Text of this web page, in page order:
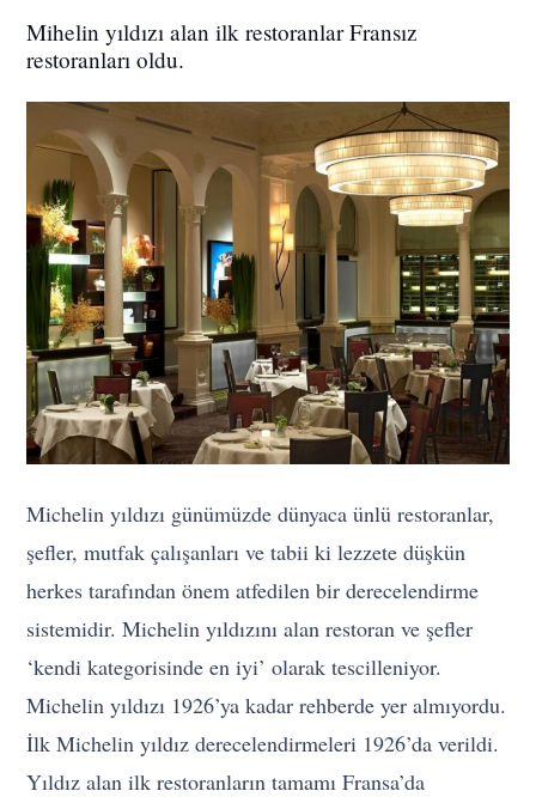
Mihelin yıldızı alan ilk restoranlar Fransız
restoranları oldu.
Michelin yıldızı günümüzde dünyaca ünlü restoranlar,
şefler, mutfak çalışanları ve tabii ki lezzete düşkün
herkes tarafından önem atfedilen bir derecelendirme
sistemidir. Michelin yıldızını alan restoran ve şefler
‘kendi kategorisinde en iyi’ olarak tescilleniyor.
Michelin yıldızı 1926’ya kadar rehberde yer almıyordu.
İlk Michelin yıldız derecelendirmeleri 1926’da verildi.
Yıldız alan ilk restoranların tamamı Fransa’da